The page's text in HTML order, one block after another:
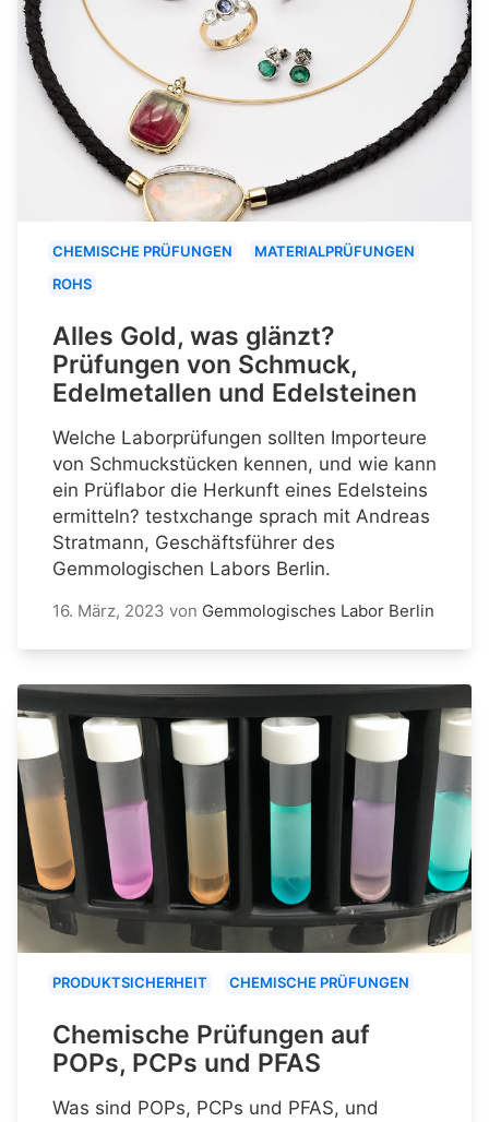
CHEMISCHE PRÜFUNGEN
MATERIALPRÜFUNGEN
ROHS
Alles Gold, was glänzt?
Prüfungen von Schmuck,
Edelmetallen und Edelsteinen
Welche Laborprüfungen sollten Importeure
von Schmuckstücken kennen, und wie kann
ein Prüflabor die Herkunft eines Edelsteins
ermitteln? testxchange sprach mit Andreas
Stratmann, Geschäftsführer des
Gemmologischen Labors Berlin.
16. März, 2023 von Gemmologisches Labor Berlin
PRODUKTSICHERHEIT CHEMISCHE PRÜFUNGEN
Chemische Prüfungen auf
POPs, PCPs und PFAS
Was sind POPs, PCPs und PFAS, und